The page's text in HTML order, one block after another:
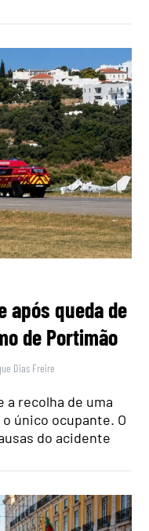
após queda de
de Portimão
Dias Freire
a recolha de uma
único ocupante. O
do acidente